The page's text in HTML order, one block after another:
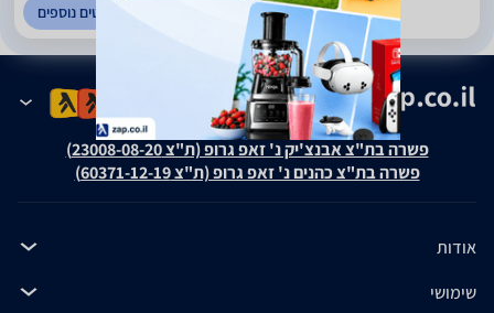
לפרטים נוספים
פשרה בת"צ אבנצ'יק נ' זאפ גרופ (ת"צ 23008-08-20)
פשרה בת"צ כהנים נ' זאפ גרופ (ת"צ 60371-12-19)
אודות
שימושי